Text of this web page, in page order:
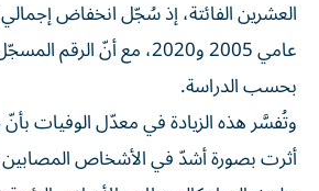
عامي 2005 و2020، مع أنّ
بحسب الدراسة.
أثرت بصورة أشدّ في الأشخاص